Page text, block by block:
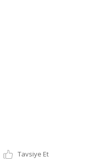
Tavsiye Et